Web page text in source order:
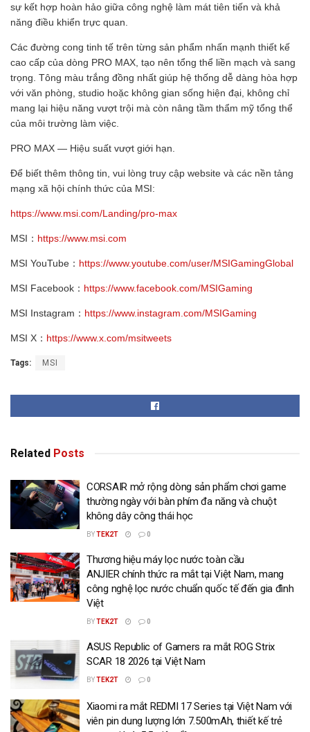
sự kết hợp hoàn hảo giữa công nghệ làm mát tiên tiến và khả
năng điều khiển trực quan.
Các đường cong tinh tế trên từng sản phẩm nhấn mạnh thiết kế
cao cấp của dòng PRO MAX, tạo nên tổng thể liền mạch và sang
trọng. Tông màu trắng đồng nhất giúp hệ thống dễ dàng hòa hợp
với văn phòng, studio hoặc không gian sống hiện đại, không chỉ
mang lại hiệu năng vượt trội mà còn nâng tầm thẩm mỹ tổng thể
của môi trường làm việc.
PRO MAX — Hiệu suất vượt giới hạn.
Để biết thêm thông tin, vui lòng truy cập website và các nền tảng
mạng xã hội chính thức của MSI:
https://www.msi.com/Landing/pro-max
MSI： https://www.msi.com
MSI YouTube： https://www.youtube.com/user/MSIGamingGlobal
MSI Facebook： https://www.facebook.com/MSIGaming
MSI Instagram： https://www.instagram.com/MSIGaming
MSI X： https://www.x.com/msitweets
Tags: MSI
Related Posts
CORSAIR mở rộng dòng sản phẩm chơi game
thường ngày với bàn phím đa năng và chuột
không dây công thái học
BYTEK2T 0
Thương hiệu máy lọc nước toàn cầu
ANJIER chính thức ra mắt tại Việt Nam, mang
công nghệ lọc nước chuẩn quốc tế đến gia đình
Việt
BYTEK2T 0
ASUS Republic of Gamers ra mắt ROG Strix
SCAR 18 2026 tại Việt Nam
BYTEK2T 0
Xiaomi ra mắt REDMI 17 Series tại Việt Nam với
viên pin dung lượng lớn 7.500mAh, thiết kế trẻ